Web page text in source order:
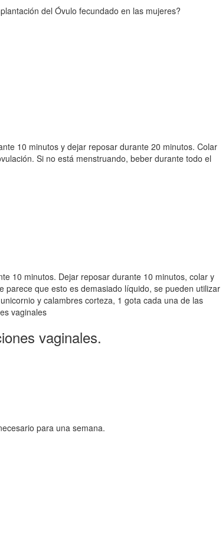
del Óvulo fecundado en las mujeres?
10 minutos y dejar reposar durante 20 minutos. Colar
Si no está menstruando, beber durante todo el
10 minutos. Dejar reposar durante 10 minutos, colar y
que esto es demasiado líquido, se pueden utilizar
y calambres corteza, 1 gota cada una de las
vaginales
vaginales.
para una semana.